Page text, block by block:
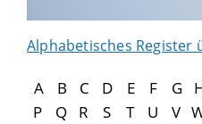
Alphabetisches Register
A B C D E F G
P
Q R S T U V